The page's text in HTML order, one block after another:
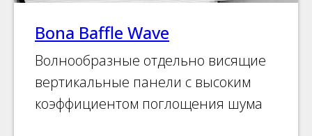
Bona Baffle Wave
Волнообразные отдельно висящие
вертикальные панели с высоким
коэффициентом поглощения шума